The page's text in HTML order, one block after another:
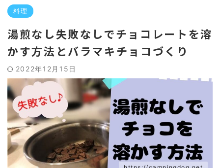
料理
湯煎なし失敗なしでチョコレートを溶
かす方法とバラマキチョコづくり
2022年12月15日